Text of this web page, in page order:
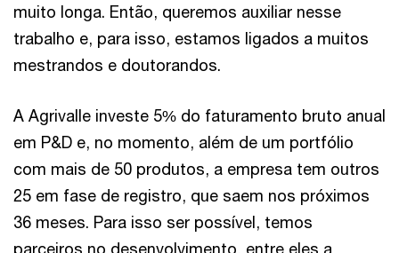
muito longa. Então, queremos auxiliar nesse
trabalho e, para isso, estamos ligados a muitos
mestrandos e doutorandos.
A Agrivalle investe 5% do faturamento bruto anual
em P&D e, no momento, além de um portfólio
com mais de 50 produtos, a empresa tem outros
25 em fase de registro, que saem nos próximos
36 meses. Para isso ser possível, temos
parceiros no desenvolvimento, entre eles a